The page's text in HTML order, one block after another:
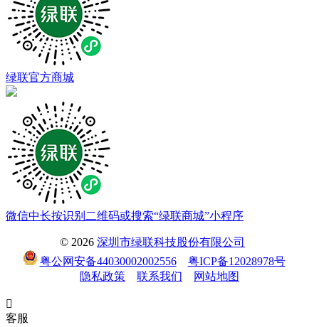
绿联官方商城
微信中长按识别二维码或搜索“绿联商城”小程序
© 2026 深圳市绿联科技股份有限公司
粤公网安备44030002002556
粤ICP备12028978号
隐私政策
联系我们 网站地图

客服